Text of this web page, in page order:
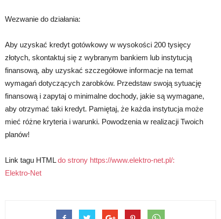
Wezwanie do działania:
Aby uzyskać kredyt gotówkowy w wysokości 200 tysięcy
złotych, skontaktuj się z wybranym bankiem lub instytucją
finansową, aby uzyskać szczegółowe informacje na temat
wymagań dotyczących zarobków. Przedstaw swoją sytuację
finansową i zapytaj o minimalne dochody, jakie są wymagane,
aby otrzymać taki kredyt. Pamiętaj, że każda instytucja może
mieć różne kryteria i warunki. Powodzenia w realizacji Twoich
planów!
Link tagu HTMLdo strony https://www.elektro-net.pl/:
Elektro-Net